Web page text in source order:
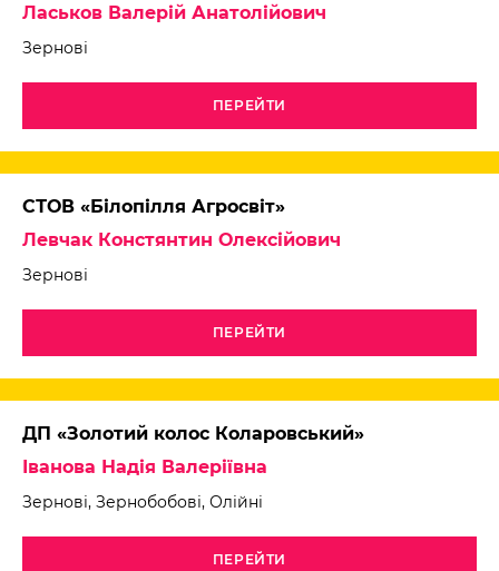
Ласьков Валерій Анатолійович
Зернові
ПЕРЕЙТИ
СТОВ «Білопілля Агросвіт»
Левчак Констянтин Олексійович
Зернові
ПЕРЕЙТИ
ДП «Золотий колос Коларовський»
Іванова Надія Валеріївна
Зернові, Зернобобові, Олійні
ПЕРЕЙТИ